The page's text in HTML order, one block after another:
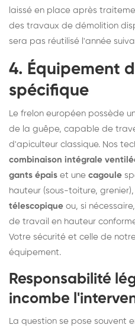
laissé en place après
des travaux de démolition
sera pas réutilisé l'année
4. Équipement
spécifique
Le frelon européen possède
de la guêpe, capable de
d'apiculteur classique. Nos
combinaison intégrale
gants épais et une cagoule
hauteur (sous-toiture, grenier),
télescopique ou, si
de travail en hauteur
Votre sécurité et celle de
équipement.
Responsabilité
incombe
La question se pose souvent